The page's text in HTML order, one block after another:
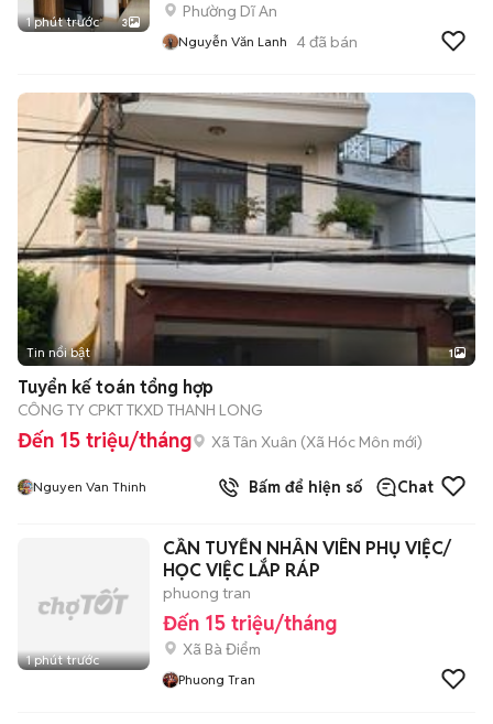
1 phút trước 3
Phường Dĩ An
Nguyễn Văn Lanh 4đã bán
Tin nổi bật 1
Tuyển kế toán tổng hợp
CÔNG TY CPKT TKXD THANH LONG
Đến 15 triệu/tháng Xã Tân Xuân (Xã Hóc Môn mới)
Nguyen Van Thinh Bấm để hiện số Chat
1 phút trước
CẦN TUYỂN NHÂN VIÊN PHỤ VIỆC/
HỌC VIỆC LẮP RÁP
phuong tran
Đến 15 triệu/tháng
Xã Bà Điểm
Phuong Tran